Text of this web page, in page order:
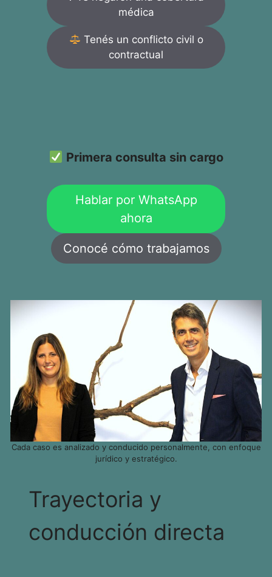
médica
Tenés un conflicto civil o
contractual
Primera consulta sin cargo
Hablar por WhatsApp
ahora
Conocé cómo trabajamos
Cada caso es analizado y conducido personalmente, con enfoque
jurídico y estratégico.
Trayectoria y
conducción directa